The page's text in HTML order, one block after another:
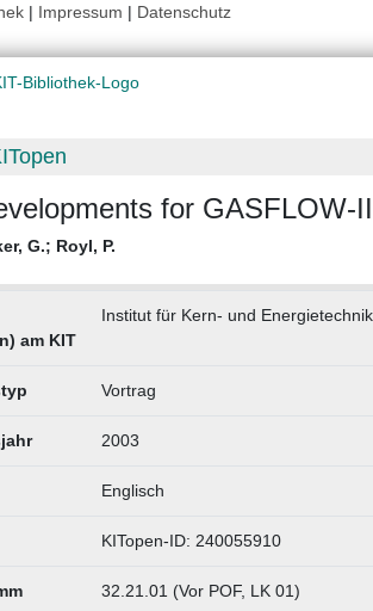
| Impressum | Datenschutz
for GASFLOW-II
G.; Royl, P.
am KIT
Institut für Kern- und
Vortrag
2003
Englisch
KITopen-ID: 240055910
32.21.01 (Vor POF, LK 01)